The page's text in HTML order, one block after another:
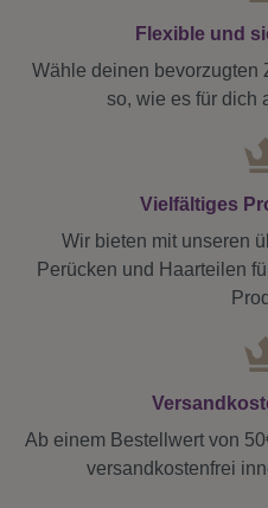
Flexible und
Wähle deinen bevorzugten
so, wie es für dich
Vielfältiges
Wir bieten mit unseren
Perücken und Haarteilen
Ab einem Bestellwert von
versandkostenfrei